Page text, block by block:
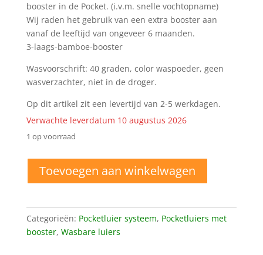
booster in de Pocket. (i.v.m. snelle vochtopname)
Wij raden het gebruik van een extra booster aan
vanaf de leeftijd van ongeveer 6 maanden.
3-laags-bamboe-booster
Wasvoorschrift: 40 graden, color waspoeder, geen
wasverzachter, niet in de droger.
Op dit artikel zit een levertijd van 2-5 werkdagen.
Verwachte leverdatum 10 augustus 2026
1 op voorraad
One
luier
roze
Toevoegen aan winkelwagen
Categorieën: Pocketluier systeem, Pocketluiers met
booster, Wasbare luiers